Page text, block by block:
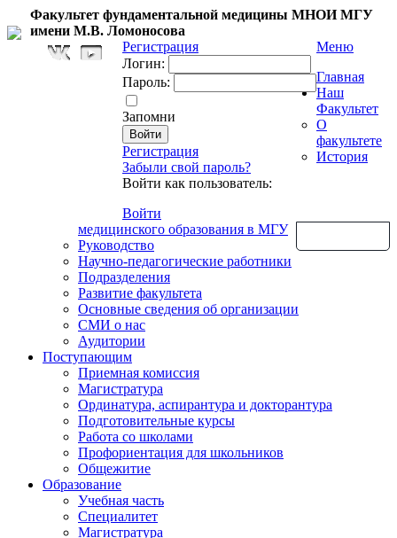
Факультет фундаментальной медицины МНОИ МГУ
имени М.В. Ломоносова
Регистрация
Логин:
Пароль:
Запомни
Регистрация
Забыли свой пароль?
Войти как пользователь:
Войти
Меню
Главная
Наш
Факультет
О
факультете
История
медицинского образования в МГУ
Руководство
Научно-педагогические работники
Подразделения
Развитие факультета
Основные сведения об организации
СМИ о нас
Аудитории
Поступающим
Приемная комиссия
Магистратура
Ординатура, аспирантура и докторантура
Подготовительные курсы
Работа со школами
Профориентация для школьников
Общежитие
Образование
Учебная часть
Специалитет
Магистратура